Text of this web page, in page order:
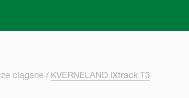
ciągane KVERNELAND iXtrack T3